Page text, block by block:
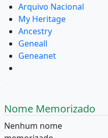
Arquivo Nacional
My Heritage
Ancestry
Geneall
Geneanet
Nome Memorizado
Nenhum nome